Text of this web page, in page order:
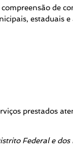
de
estaduais
prestados
Federal e